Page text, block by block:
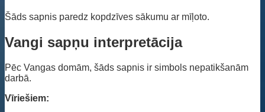
Šāds sapnis paredz kopdzīves sākumu ar mīļoto.
Vangi sapņu interpretācija
Pēc Vangas domām, šāds sapnis ir simbols nepatikšanām
darbā.
Vīriešiem: